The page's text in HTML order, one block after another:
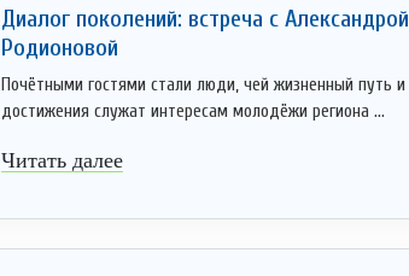
Диалог поколений: встреча с Александрой
Родионовой
Почётными гостями стали люди, чей жизненный путь и
достижения служат интересам молодёжи региона ...
Читать далее